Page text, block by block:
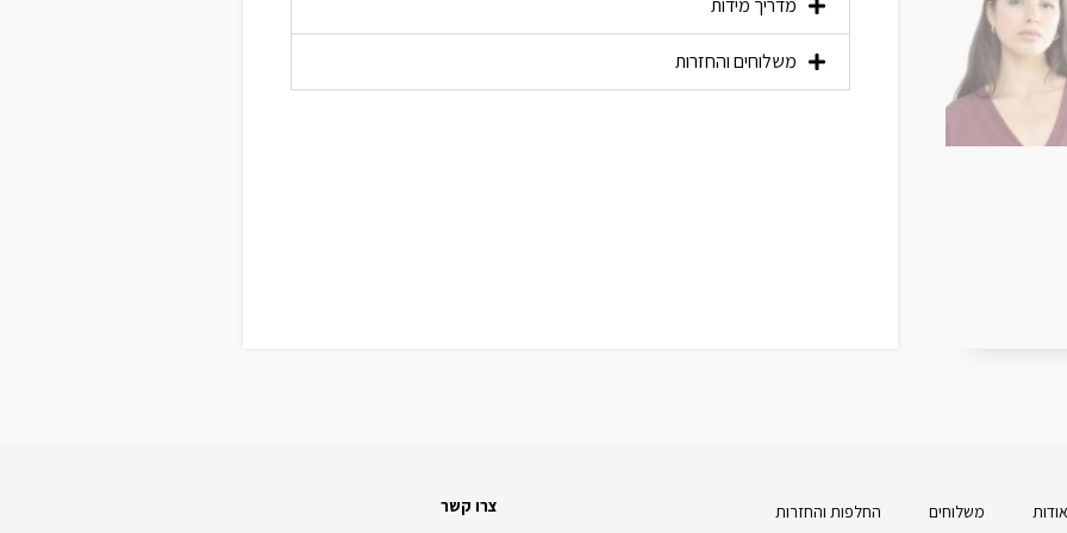
מדריך מידות
משלוחים והחזרות
אודות משלוחים החלפות והחזרות צרו קשר